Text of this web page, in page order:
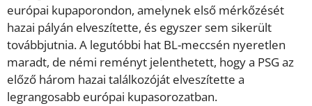
európai kupaporondon, amelynek első mérkőzését
hazai pályán elveszítette, és egyszer sem sikerült
továbbjutnia. A legutóbbi hat BL-meccsén nyeretlen
maradt, de némi reményt jelenthetett, hogy a PSG az
előző három hazai találkozóját elveszítette a
legrangosabb európai kupasorozatban.